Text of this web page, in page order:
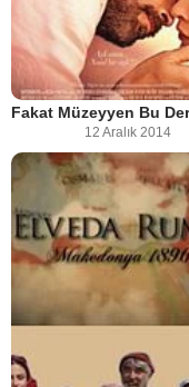
12 Aralık 2014